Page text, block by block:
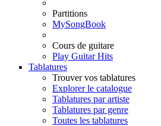
Partitions
MySongBook
Cours de guitare
Play Guitar Hits
Tablatures
Trouver vos tablatures
Explorer le catalogue
Tablatures par artiste
Tablatures par genre
Toutes les tablatures